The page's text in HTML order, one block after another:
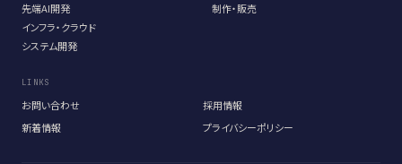
先端AI開発
インフラ・クラウド
システム開発
制作・販売
LINKS
お問い合わせ
採用情報
新着情報
プライバシーポリシー